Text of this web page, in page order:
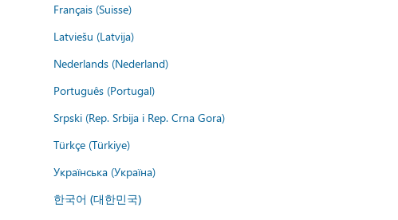
Français (Suisse)
Latviešu (Latvija)
Nederlands (Nederland)
Português (Portugal)
Srpski (Rep. Srbija i Rep. Crna Gora)
Türkçe (Türkiye)
Українська (Україна)
한국어 (대한민국)